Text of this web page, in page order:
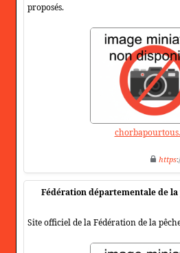
proposés.
https
Fédération départementale de la
Site officiel de la Fédération de la